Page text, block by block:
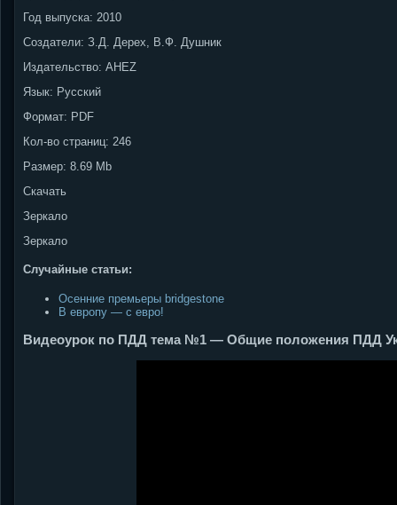
Год выпуска: 2010
Создатели: З.Д. Дерех, В.Ф. Душник
Издательство: AHEZ
Язык: Русский
Формат: PDF
Кол-во страниц: 246
Размер: 8.69 Mb
Скачать
Зеркало
Зеркало
Случайные статьи:
Осенние премьеры bridgestone
В европу — с евро!
Видеоурок по ПДД тема №1 — Общие положения ПДД